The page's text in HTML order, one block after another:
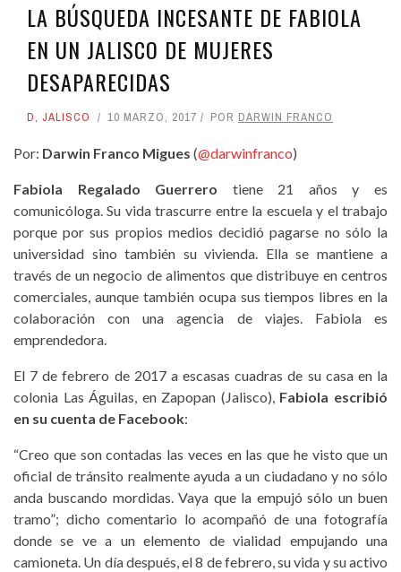
LA BÚSQUEDA INCESANTE DE FABIOLA
EN UN JALISCO DE MUJERES
DESAPARECIDAS
D, JALISCO 10 MARZO, 2017 POR DARWIN FRANCO
Por: Darwin Franco Migues (@darwinfranco)
Fabiola Regalado Guerrero tiene 21 años y es
comunicóloga. Su vida trascurre entre la escuela y el trabajo
porque por sus propios medios decidió pagarse no sólo la
universidad sino también su vivienda. Ella se mantiene a
través de un negocio de alimentos que distribuye en centros
comerciales, aunque también ocupa sus tiempos libres en la
colaboración con una agencia de viajes. Fabiola es
emprendedora.
El 7 de febrero de 2017 a escasas cuadras de su casa en la
colonia Las Águilas, en Zapopan (Jalisco), Fabiola escribió
en su cuenta de Facebook:
“Creo que son contadas las veces en las que he visto que un
oficial de tránsito realmente ayuda a un ciudadano y no sólo
anda buscando mordidas. Vaya que la empujó sólo un buen
tramo”; dicho comentario lo acompañó de una fotografía
donde se ve a un elemento de vialidad empujando una
camioneta. Un día después, el 8 de febrero, su vida y su activo